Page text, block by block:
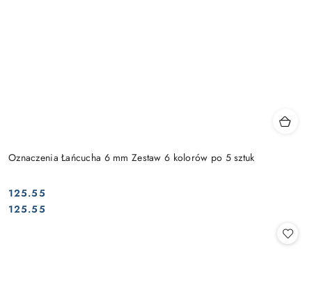
Oznaczenia Łańcucha 6 mm Zestaw 6 kolorów po 5 sztuk
Cena:
125.55
Cena:
125.55